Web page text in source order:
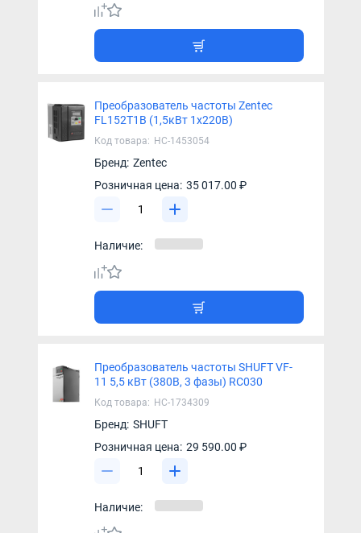
Преобразователь частоты Zentec
FL152T1B (1,5кВт 1х220В)
Код товара: НС-1453054
Бренд: Zentec
Розничная цена: 35 017.00 ₽
Наличие:
Преобразователь частоты SHUFT VF-
11 5,5 кВт (380В, 3 фазы) RC030
Код товара: НС-1734309
Бренд: SHUFT
Розничная цена: 29 590.00 ₽
Наличие: